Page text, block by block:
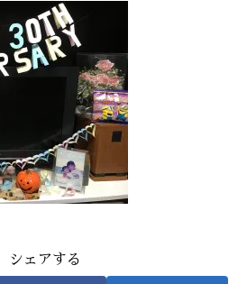
シェアする